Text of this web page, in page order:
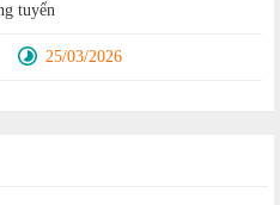
tuyển
25/03/2026